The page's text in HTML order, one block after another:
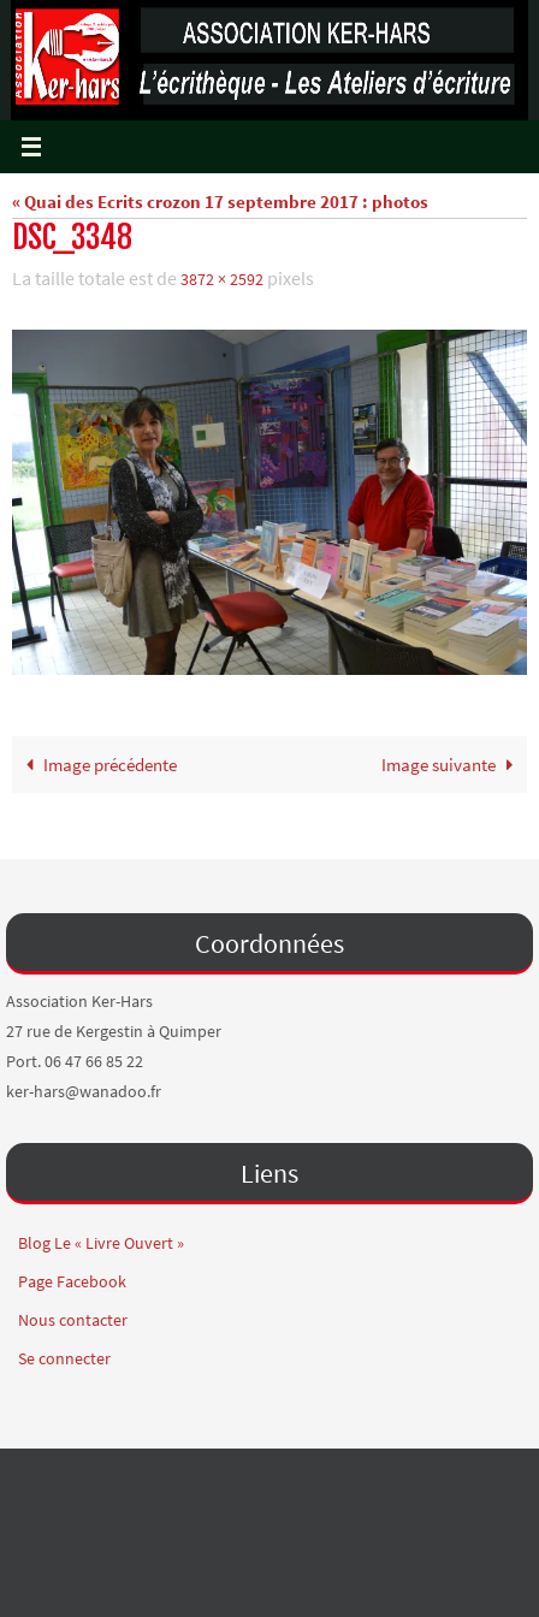
Passer
vers
contenu
« Quai des Ecrits crozon 17 septembre 2017 : photos
DSC_3348
La taille totale est de 3872 × 2592 pixels
Image précédente Image suivante
Coordonnées
Association Ker-Hars
27 rue de Kergestin à Quimper
Port. 06 47 66 85 22
ker-hars@wanadoo.fr
Liens
Blog Le « Livre Ouvert »
Page Facebook
Nous contacter
Se connecter